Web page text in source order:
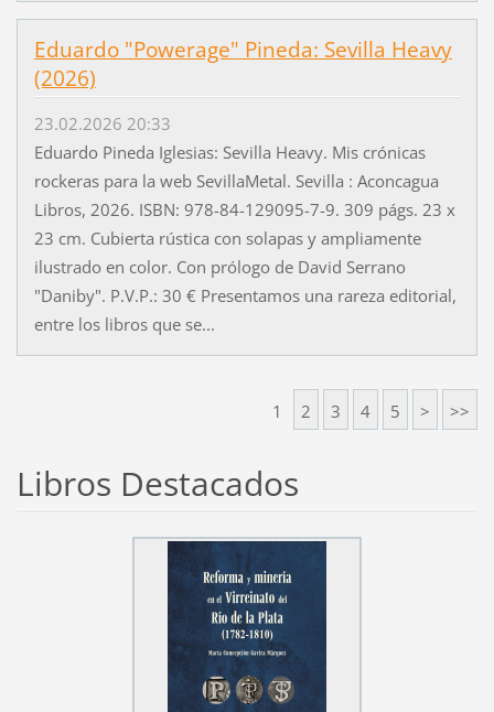
Eduardo "Powerage" Pineda: Sevilla Heavy
(2026)
23.02.2026 20:33
Eduardo Pineda Iglesias: Sevilla Heavy. Mis crónicas
rockeras para la web SevillaMetal. Sevilla : Aconcagua
Libros, 2026. ISBN: 978-84-129095-7-9. 309 págs. 23 x
23 cm. Cubierta rústica con solapas y ampliamente
ilustrado en color. Con prólogo de David Serrano
"Daniby". P.V.P.: 30 € Presentamos una rareza editorial,
entre los libros que se...
1 2 3 4 5 > >>
Libros Destacados